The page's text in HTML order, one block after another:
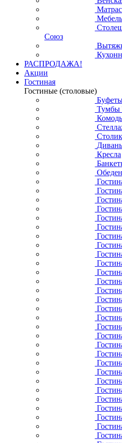
Союз
РАСПРОДАЖА!
Акции
Гостиная
Гостиные (столовые)
Тумбы
Кресла